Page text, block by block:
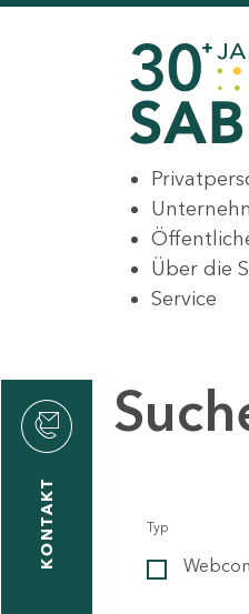
Über die
Service
KONTAKT Typ